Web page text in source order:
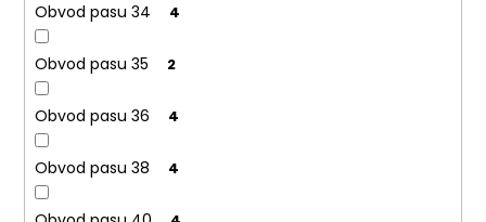
Obvod pasu 34 4
Obvod pasu 35 2
Obvod pasu 36 4
Obvod pasu 38 4